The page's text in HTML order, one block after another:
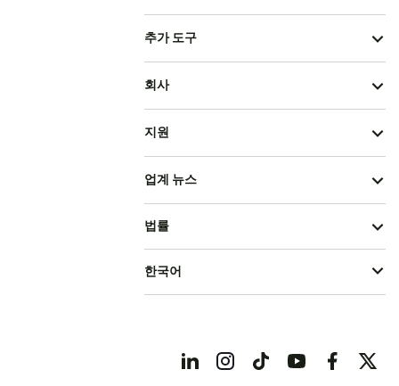
추가 도구
회사
지원
업계 뉴스
법률
한국어